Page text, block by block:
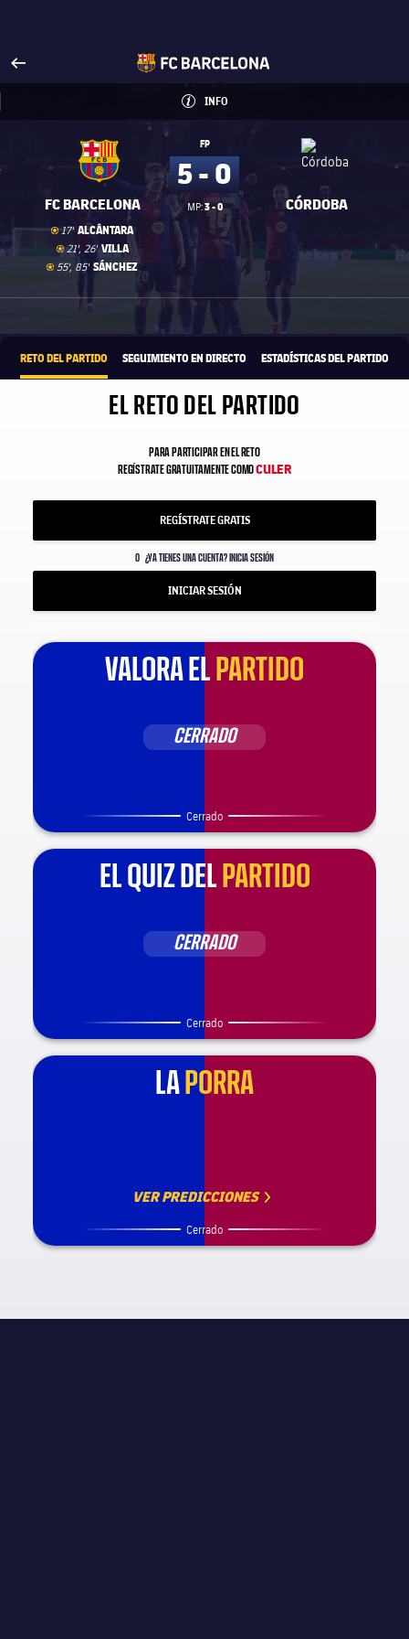
Visita FCBarcelona.es
arrow-right
fcbarcelona-with-name
INFO
INFORMACIÓN
INFO
FC BARCELONA
Golgoal
17' ALCÂNTARA
Golgoal
21', 26'VILLA
Golgoal
55', 85' SÁNCHEZ
FP
5 - 0
MP:3 - 0 CÓRDOBA
1xbet-multi
RETO DEL PARTIDO SEGUIMIENTO EN DIRECTO ESTADÍSTICAS DEL PARTIDO
EL RETO DEL PARTIDO
PARA PARTICIPAR EN EL RETO
REGÍSTRATE GRATUITAMENTE COMOCULER
REGÍSTRATE GRATIS
O ¿YA TIENES UNA CUENTA? INICIA SESIÓN
INICIAR SESIÓN
VALORA EL PARTIDO
CERRADO
Cerrado
EL QUIZ DEL PARTIDO
CERRADO
Cerrado
LA PORRA
VER PREDICCIONES
Cerrado